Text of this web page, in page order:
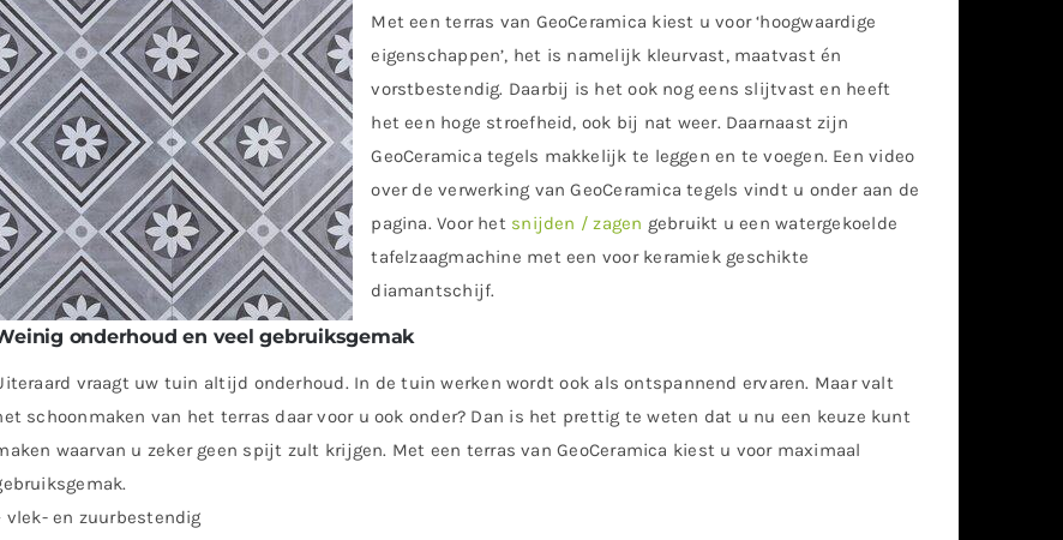
Met een terras van GeoCeramica kiest u voor ‘hoogwaardige
eigenschappen’, het is namelijk kleurvast, maatvast én
vorstbestendig. Daarbij is het ook nog eens slijtvast en heeft
het een hoge stroefheid, ook bij nat weer. Daarnaast zijn
GeoCeramica tegels makkelijk te leggen en te voegen. Een video
over de verwerking van GeoCeramica tegels vindt u onder aan de
pagina. Voor het snijden / zagen gebruikt u een watergekoelde
tafelzaagmachine met een voor keramiek geschikte
diamantschijf.
onderhoud en veel gebruiksgemak
vraagt uw tuin altijd onderhoud. In de tuin werken wordt ook als ontspannend ervaren. Maar valt
schoonmaken van het terras daar voor u ook onder? Dan is het prettig te weten dat u nu een keuze kunt
waarvan u zeker geen spijt zult krijgen. Met een terras van GeoCeramica kiest u voor maximaal
vlek- en zuurbestendig